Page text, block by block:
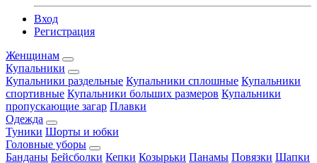
Вход
Регистрация
Женщинам
Купальники
Купальники раздельные Купальники сплошные Купальники
спортивные Купальники больших размеров Купальники
пропускающие загар Плавки
Одежда
Туники Шорты и юбки
Головные уборы
Банданы Бейсболки Кепки Козырьки Панамы Повязки Шапки